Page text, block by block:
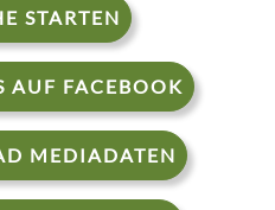
STARTEN
AUF FACEBOOK
MEDIADATEN